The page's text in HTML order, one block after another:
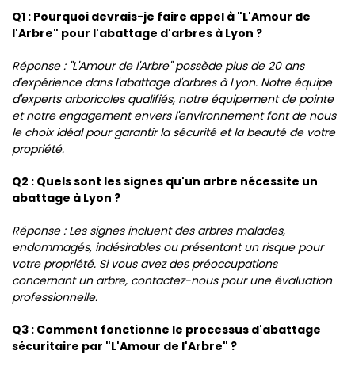
Q1 : Pourquoi devrais-je faire appel à "L'Amour de
l'Arbre" pour l'abattage d'arbres à Lyon ?
Réponse : "L'Amour de l'Arbre" possède plus de 20 ans
d'expérience dans l'abattage d'arbres à Lyon. Notre équipe
d'experts arboricoles qualifiés, notre équipement de pointe
et notre engagement envers l'environnement font de nous
le choix idéal pour garantir la sécurité et la beauté de votre
propriété.
Q2 : Quels sont les signes qu'un arbre nécessite un
abattage à Lyon ?
Réponse : Les signes incluent des arbres malades,
endommagés, indésirables ou présentant un risque pour
votre propriété. Si vous avez des préoccupations
concernant un arbre, contactez-nous pour une évaluation
professionnelle.
Q3 : Comment fonctionne le processus d'abattage
sécuritaire par "L'Amour de l'Arbre" ?